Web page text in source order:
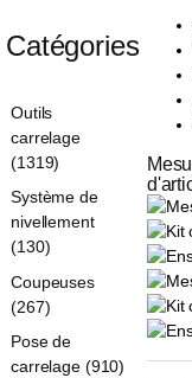
Catégories
Outils
carrelage
(1319)
Système de
nivellement
(130)
Coupeuses
(267)
Pose de
carrelage (910)